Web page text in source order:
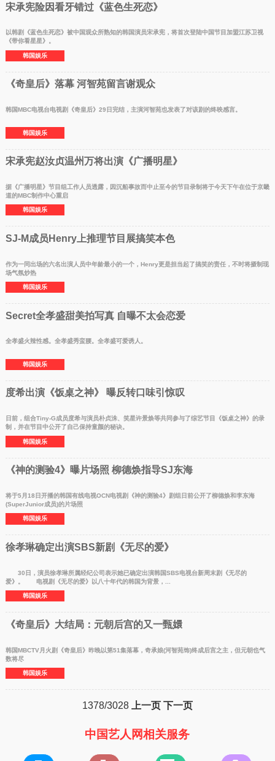
宋承宪险因看牙错过《蓝色生死恋》
以韩剧《蓝色生死恋》被中国观众所熟知的韩国演员宋承宪，将首次登陆中国节目加盟江苏卫视
《带你看星星》。
韩国娱乐
《奇皇后》落幕 河智苑留言谢观众
韩国MBC电视台电视剧《奇皇后》29日完结，主演河智苑也发表了对该剧的终映感言。
韩国娱乐
宋承宪赵汝贞温州万将出演《广播明星》
据《广播明星》节目组工作人员透露，因沉船事故而中止至今的节目录制将于今天下午在位于京畿
道的MBC制作中心重启
韩国娱乐
SJ-M成员Henry上推理节目展搞笑本色
作为一同出场的六名出演人员中年龄最小的一个，Henry更是担当起了搞笑的责任，不时将摄制现
场气氛炒热
韩国娱乐
Secret全孝盛甜美拍写真 自曝不太会恋爱
全孝盛火辣性感。全孝盛秀蛮腰。全孝盛可爱诱人。
韩国娱乐
度希出演《饭桌之神》 曝反转口味引惊叹
日前，组合Tiny-G成员度希与演员朴贞洙、笑星许景焕等共同参与了综艺节目《饭桌之神》的录
制，并在节目中公开了自己保持童颜的秘诀。
韩国娱乐
《神的测验4》曝片场照 柳德焕指导SJ东海
将于5月18日开播的韩国有线电视OCN电视剧《神的测验4》剧组日前公开了柳德焕和李东海
(SuperJunior成员)的片场照
韩国娱乐
徐孝琳确定出演SBS新剧《无尽的爱》
30日，演员徐孝琳所属经纪公司表示她已确定出演韩国SBS电视台新周末剧《无尽的
爱》。 电视剧《无尽的爱》以八十年代的韩国为背景，...
韩国娱乐
《奇皇后》大结局：元朝后宫的又一甄嬛
韩国MBCTV月火剧《奇皇后》昨晚以第51集落幕，奇承娘(河智苑饰)终成后宫之主，但元朝也气
数将尽
韩国娱乐
1378/3028 上一页 下一页
中国艺人网相关服务